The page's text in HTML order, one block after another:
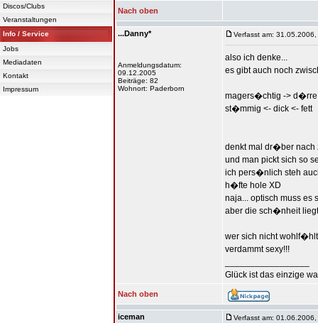
Discos/Clubs
Veranstaltungen
Info / Service
Jobs
Mediadaten
Kontakt
Impressum
Nach oben
...Danny*
Anmeldungsdatum:
09.12.2005
Beiträge: 82
Wohnort: Paderborn
Verfasst am:
also ich denke...
es gibt auch noch
magers�chtig -> d�rre
st�mmig <- dick <- fett
denkt mal dr�ber nach
und man pickt sich so
ich pers�nlich steh
h�fte hole XD
naja... optisch muss es
aber die sch�nheit
wer sich nicht
verdammt sexy!!!
Glück ist das einzige
Nach oben
iceman Verfasst am: